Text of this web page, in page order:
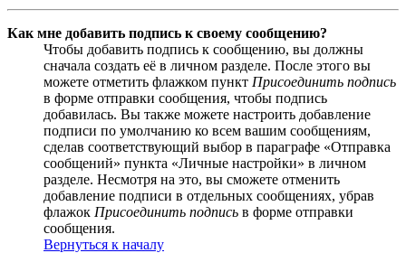
Как мне добавить подпись к своему сообщению?
Чтобы добавить подпись к сообщению, вы должны
сначала создать её в личном разделе. После этого вы
можете отметить флажком пункт Присоединить подпись
в форме отправки сообщения, чтобы подпись
добавилась. Вы также можете настроить добавление
подписи по умолчанию ко всем вашим сообщениям,
сделав соответствующий выбор в параграфе «Отправка
сообщений» пункта «Личные настройки» в личном
разделе. Несмотря на это, вы сможете отменить
добавление подписи в отдельных сообщениях, убрав
флажок Присоединить подпись в форме отправки
сообщения.
Вернуться к началу